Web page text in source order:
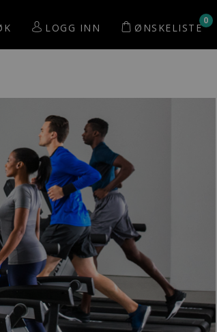
LOGG INN ØNSKELISTE
0